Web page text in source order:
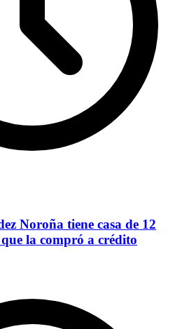
Noroña tiene casa de 12
la compró a crédito